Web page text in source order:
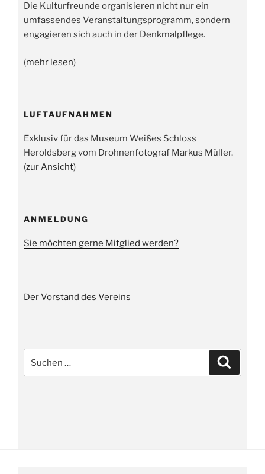
Die Kulturfreunde organisieren nicht nur ein
umfassendes Veranstaltungsprogramm, sondern
engagieren sich auch in der Denkmalpflege.
(mehr lesen)
LUFTAUFNAHMEN
Exklusiv für das Museum Weißes Schloss
Heroldsberg vom Drohnenfotograf Markus Müller.
(zur Ansicht)
ANMELDUNG
Sie möchten gerne Mitglied werden?
Der Vorstand des Vereins
nach: